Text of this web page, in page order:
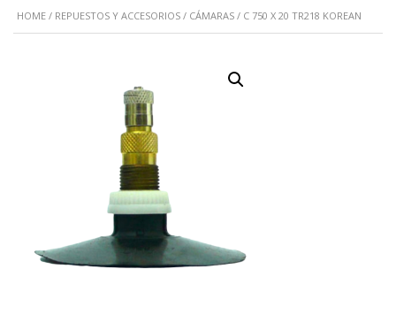
HOME / REPUESTOS Y ACCESORIOS / CÁMARAS / C 750 X 20 TR218 KOREAN